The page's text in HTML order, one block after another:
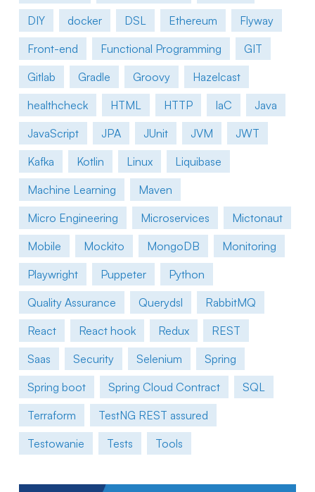
DIY
docker DSL Ethereum
Flyway
Front-end
Functional Programming
GIT
Gitlab
Gradle Groovy
Hazelcast
healthcheck
HTML HTTP IaC
Java
JavaScript
JPA JUnit JVM
JWT
Kafka
Kotlin Linux
Liquibase
Machine Learning
Maven
Micro Engineering
Microservices
Mictonaut
Mobile
Mockito MongoDB
Monitoring
Playwright
Puppeter
Python
Quality Assurance
Querydsl
RabbitMQ
React
React hook Redux
REST
Saas
Security Selenium
Spring
Spring boot
Spring Cloud Contract
SQL
Terraform
TestNG REST assured
Testowanie
Tests Tools